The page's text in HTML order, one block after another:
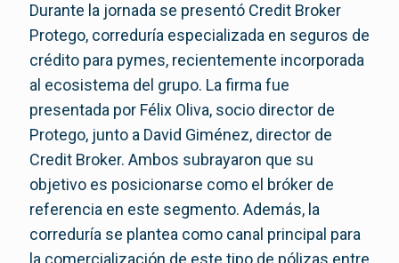
Durante la jornada se presentó Credit Broker
Protego, correduría especializada en seguros de
crédito para pymes, recientemente incorporada
al ecosistema del grupo. La firma fue
presentada por Félix Oliva, socio director de
Protego, junto a David Giménez, director de
Credit Broker. Ambos subrayaron que su
objetivo es posicionarse como el bróker de
referencia en este segmento. Además, la
correduría se plantea como canal principal para
la comercialización de este tipo de pólizas entre